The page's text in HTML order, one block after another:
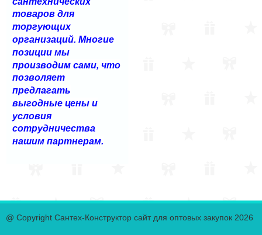
товаров для
торгующих
организаций. Многие
позиции мы
производим сами, что
позволяет
предлагать
выгодные цены и
условия
сотрудничества
нашим партнерам.
@ Copyright Сантех-Конструктор сайт для оптовых закупок 2026